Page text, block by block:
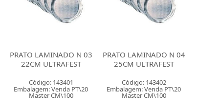
PRATO LAMINADO N 03
22CM ULTRAFEST
Código: 143401
Embalagem: Venda PT\20
Master CM\100
PRATO LAMINADO N 04
25CM ULTRAFEST
Código: 143402
Embalagem: Venda PT\20
Master CM\100